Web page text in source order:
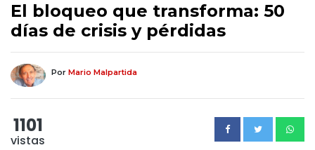
El bloqueo que transforma: 50
días de crisis y pérdidas
Por Mario Malpartida
1101
vistas